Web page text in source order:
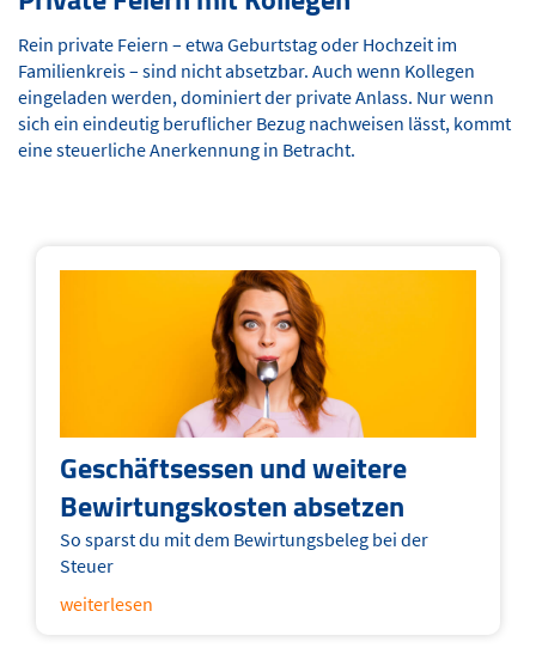
Rein private Feiern – etwa Geburtstag oder Hochzeit im
Familienkreis – sind nicht absetzbar. Auch wenn Kollegen
eingeladen werden, dominiert der private Anlass. Nur wenn
sich ein eindeutig beruflicher Bezug nachweisen lässt, kommt
eine steuerliche Anerkennung in Betracht.
Geschäftsessen und weitere
Bewirtungskosten absetzen
So sparst du mit dem Bewirtungsbeleg bei der
Steuer
weiterlesen